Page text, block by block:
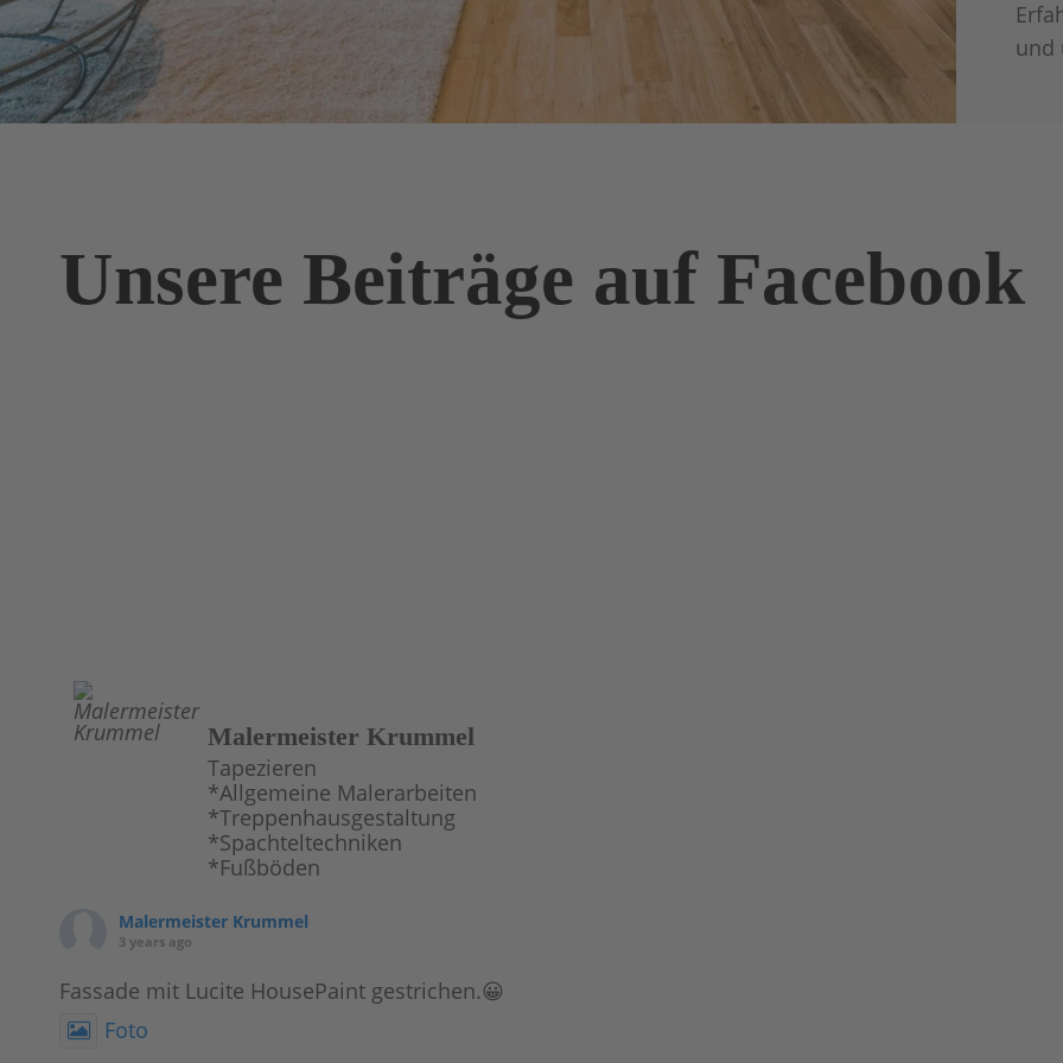
und
Unsere Beiträge auf Facebook
Malermeister Krummel
Tapezieren
*Allgemeine Malerarbeiten
*Treppenhausgestaltung
*Spachteltechniken
*Fußböden
Malermeister Krummel
3 years ago
Fassade mit Lucite HousePaint gestrichen.😀
Foto